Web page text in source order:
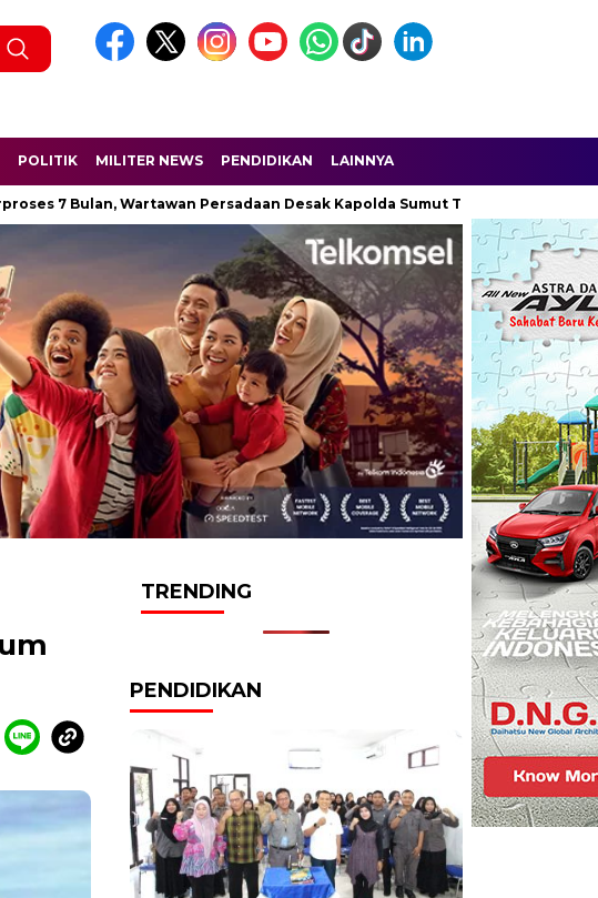
POLITIK MILITER NEWS PENDIDIKAN LAINNYA
Wartawan Persadaan Desak Kapolda Sumut Turun Tangan
TRENDING
PENDIDIKAN